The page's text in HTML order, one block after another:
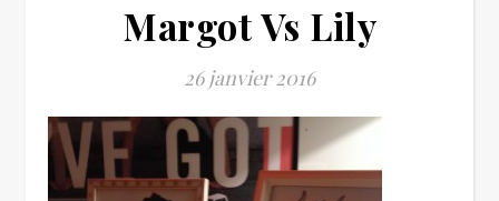
Margot Vs Lily
26 janvier 2016